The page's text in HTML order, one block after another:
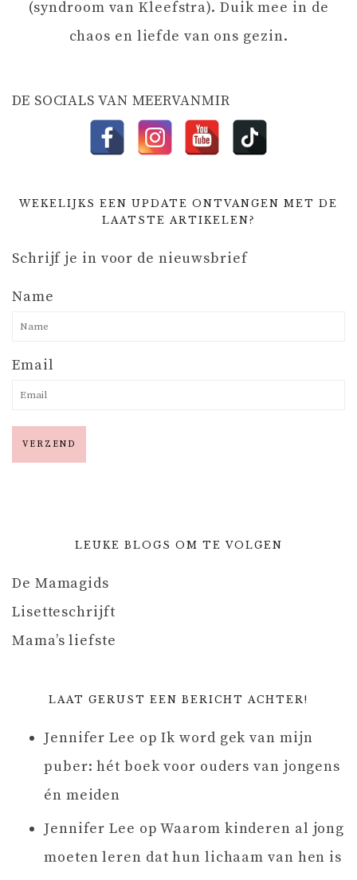
A
I
(syndroom van Kleefstra). Duik mee in de
chaos en liefde van ons gezin.
DE SOCIALS VAN MEERVANMIR
WEKELIJKS EEN UPDATE ONTVANGEN MET DE
LAATSTE ARTIKELEN?
Schrijf je in voor de nieuwsbrief
Name
Email
LEUKE BLOGS OM TE VOLGEN
De Mamagids
Lisetteschrijft
Mama’s liefste
LAAT GERUST EEN BERICHT ACHTER!
Jennifer Lee opIk word gek van mijn
puber: hét boek voor ouders van jongens
én meiden
Jennifer Lee opWaarom kinderen al jong
moeten leren dat hun lichaam van hen is